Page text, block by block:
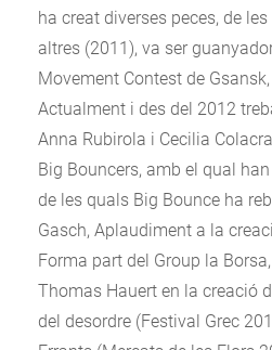
ha creat diverses peces, de
altres (2011), va ser
Movement Contest de
Actualment i des del 2012
Anna Rubirola i Cecilia
Big Bouncers, amb el qual
de les quals Big Bounce ha
Gasch, Aplaudiment a la
Forma part del Group la
Thomas Hauert en la creació
del desordre (Festival Grec